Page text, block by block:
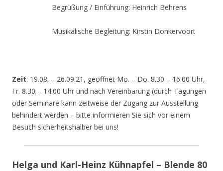
Begrüßung / Einführung: Heinrich Behrens
Musikalische Begleitung: Kirstin Donkervoort
Zeit: 19.08. – 26.09.21, geöffnet Mo. – Do. 8.30 – 16.00 Uhr,
Fr. 8.30 – 14.00 Uhr und nach Vereinbarung (durch Tagungen
oder Seminare kann zeitweise der Zugang zur Ausstellung
behindert werden – bitte informieren Sie sich vor einem
Besuch sicherheitshalber bei uns!
Helga und Karl-Heinz Kühnapfel – Blende 80